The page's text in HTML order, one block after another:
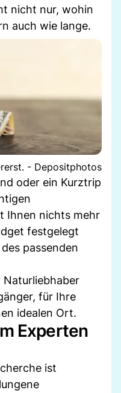
nicht nur, wohin
auch wie lange.
- Depositphotos
oder ein Kurztrip
Ihnen nichts mehr
festgelegt
passenden
Naturliebhaber
für Ihre
idealen Ort.
Experten
ist